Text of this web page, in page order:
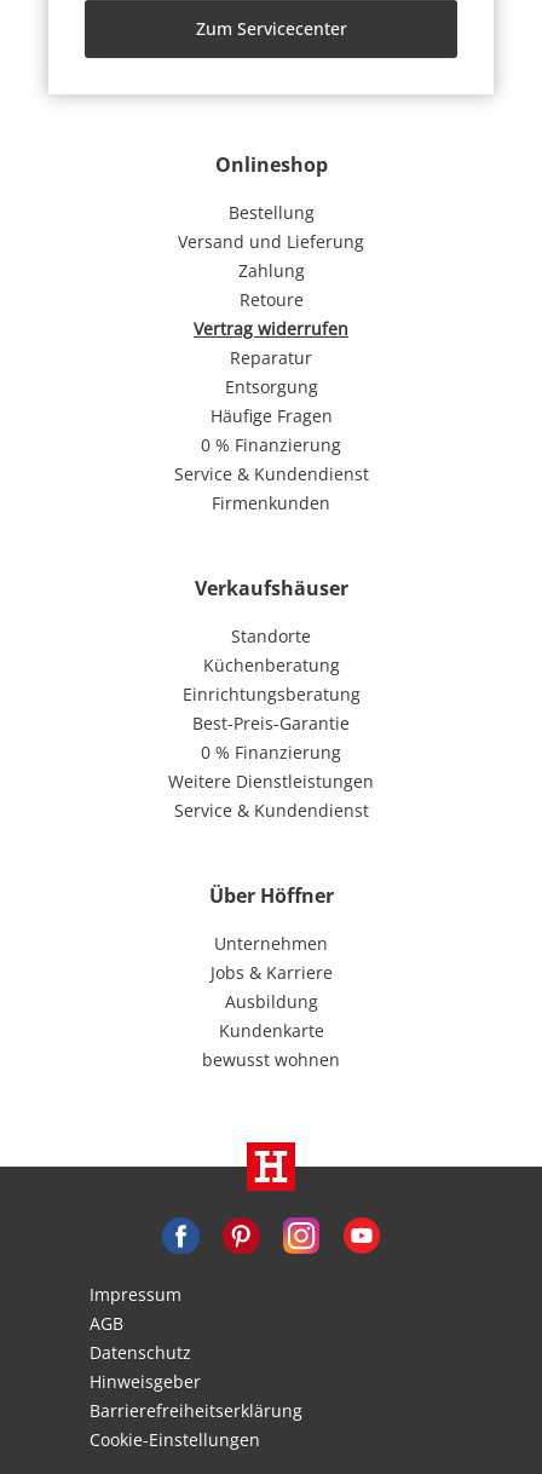
Onlineshop
Bestellung
Versand und Lieferung
Zahlung
Retoure
Vertrag widerrufen
Reparatur
Entsorgung
Häufige Fragen
0 % Finanzierung
Service & Kundendienst
Firmenkunden
Verkaufshäuser
Standorte
Küchenberatung
Einrichtungsberatung
Best-Preis-Garantie
0 % Finanzierung
Weitere Dienstleistungen
Service & Kundendienst
Über Höffner
Unternehmen
Jobs & Karriere
Ausbildung
Kundenkarte
bewusst wohnen
Zum Servicecenter
Impressum
AGB
Datenschutz
Hinweisgeber
Barrierefreiheitserklärung
Cookie-Einstellungen